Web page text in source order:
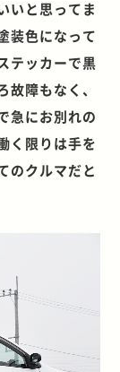
いと思ってま
装色になって
テッカーで黒
障もなく、
急にお別れの
く限りは手を
のクルマだと